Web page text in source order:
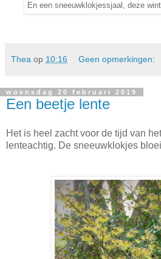
En een sneeuwklokjessjaal, deze
Thea op 10:16 Geen opmerkingen:
woensdag 20 februari 2019
Een beetje lente
Het is heel zacht voor de tijd van
lenteachtig. De sneeuwklokjes